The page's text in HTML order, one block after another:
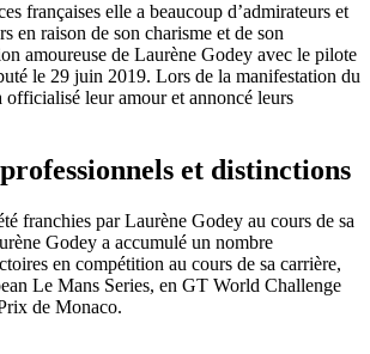
françaises elle a beaucoup d’admirateurs et
en raison de son charisme et de son
amoureuse de Laurène Godey avec le pilote
le 29 juin 2019. Lors de la manifestation du
officialisé leur amour et annoncé leurs
et distinctions
franchies par Laurène Godey au cours de sa
Godey a accumulé un nombre
en compétition au cours de sa carrière,
Le Mans Series, en GT World Challenge
de Monaco.